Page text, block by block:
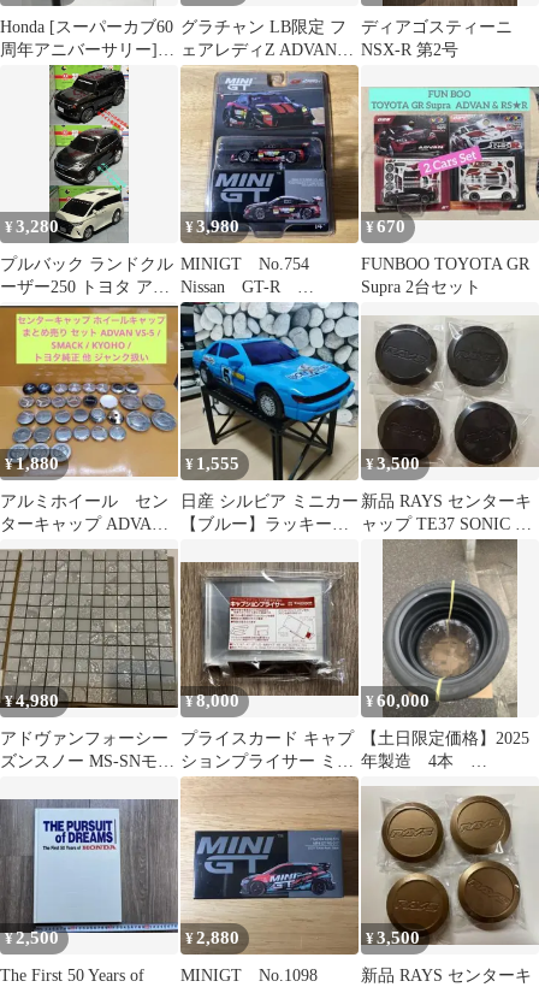
Honda [スーパーカブ60
周年アニバーサリー]・
ジャンパー赤色
グラチャン LB限定 フ
ェアレディZ ADVAN
1/64
ディアゴスティーニ
NSX-R 第2号
¥3,280
プルバック ランドクル
ーザー250 トヨタ アル
ファード ハリアー
¥3,980
MINIGT No.754
Nissan GT-R
NISMO GT3
¥670
FUNBOO TOYOTA GR
Supra 2台セット
¥1,880
アルミホイール セン
ターキャップ ADVAN
VS-5 SMACK KYOHO
他
¥ 1,555
日産 シルビア ミニカー
【ブルー】ラッキース
¥3,500
新品 RAYS センターキ
ャップ TE37 SONIC グ
ラムライツ SL VR
¥4,980
アドヴァンフォーシー
ズンスノー MS-SNモザ
ト未使用
¥8,000
プライスカード キャプ
ションプライサー ミニ
アクリル 新品 8個セッ
¥60,000
【土日限定価格】2025
年製造 4本
225/45R19 ヨコハマ
ノマルタイヤ
¥2,500
The First 50 Years of
¥2,880
MINIGT No.1098
¥3,500
新品 RAYS センターキ